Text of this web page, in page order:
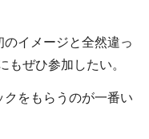
イメージと全然違っ
もぜひ参加したい。
をもらうのが一番い